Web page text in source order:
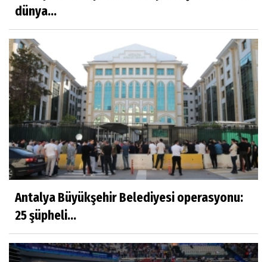
dünya...
Antalya Büyükşehir Belediyesi operasyonu:
25 şüpheli...